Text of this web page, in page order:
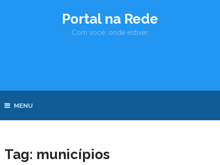
Portal na Rede
Com você, onde estiver.
MENU
Tag: municípios